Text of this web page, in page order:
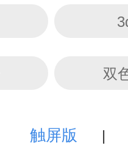
双
触屏版 |